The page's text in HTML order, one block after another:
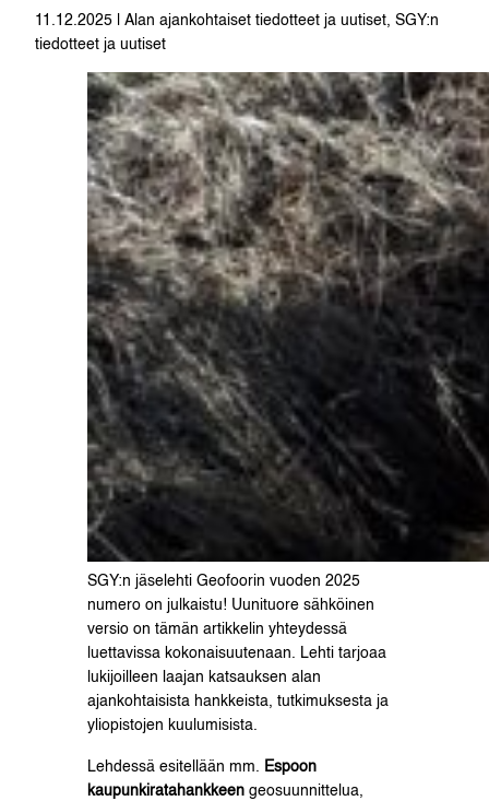
11.12.2025 | Alan ajankohtaiset tiedotteet ja uutiset, SGY:n
tiedotteet ja uutiset
SGY:n jäselehti Geofoorin vuoden 2025
numero on julkaistu! Uunituore sähköinen
versio on tämän artikkelin yhteydessä
luettavissa kokonaisuutenaan. Lehti tarjoaa
lukijoilleen laajan katsauksen alan
ajankohtaisista hankkeista, tutkimuksesta ja
yliopistojen kuulumisista.
Lehdessä esitellään mm. Espoon
kaupunkiratahankkeen geosuunnittelua,